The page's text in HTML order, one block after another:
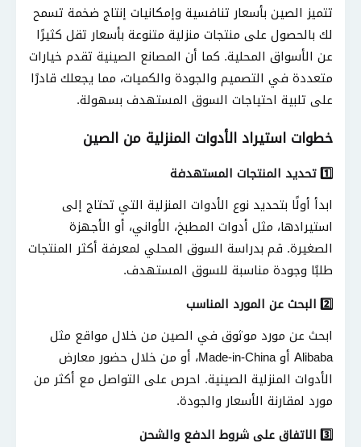
تتميز الصين بأسعار تنافسية وإمكانيات إنتاج ضخمة تسمح
لك بالحصول على منتجات منزلية متنوعة بأسعار تقل كثيرًا
عن الأسواق المحلية. كما أن المصانع الصينية تقدم خيارات
متعددة في التصميم والجودة والكميات، مما يجعلك قادرًا
على تلبية احتياجات السوق المستهدف بسهولة.
خطوات استيراد الأدوات المنزلية من الصين
1️⃣ تحديد المنتجات المستهدفة
ابدأ أولًا بتحديد نوع الأدوات المنزلية التي تحتاج إلى
استيرادها، مثل أدوات المطبخ، الأواني، أو الأجهزة
الصغيرة. قم بدراسة السوق المحلي لمعرفة أكثر المنتجات
طلبًا وجودة مناسبة للسوق المستهدف.
2️⃣ البحث عن المورد المناسب
ابحث عن مورد موثوق في الصين من خلال مواقع مثل
Alibaba أو Made-in-China، أو من خلال حضور معارض
الأدوات المنزلية الصينية. احرص على التواصل مع أكثر من
مورد لمقارنة الأسعار والجودة.
3️⃣ الاتفاق على شروط الدفع والشحن